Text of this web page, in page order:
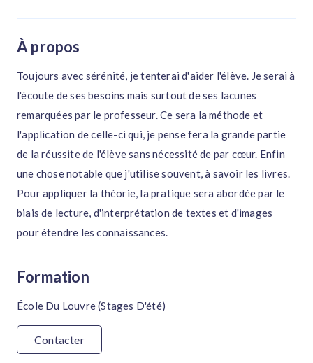
À propos
Toujours avec sérénité, je tenterai d'aider l'élève. Je serai à
l'écoute de ses besoins mais surtout de ses lacunes
remarquées par le professeur. Ce sera la méthode et
l'application de celle-ci qui, je pense fera la grande partie
de la réussite de l'élève sans nécessité de par cœur. Enfin
une chose notable que j'utilise souvent, à savoir les livres.
Pour appliquer la théorie, la pratique sera abordée par le
biais de lecture, d'interprétation de textes et d'images
pour étendre les connaissances.
Formation
École Du Louvre (stages D'été)
Contacter